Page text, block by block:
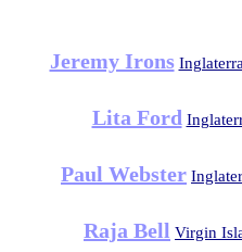
Jeremy Irons Inglaterra
Lita Ford
Paul Webster
Raja Bell Virgin